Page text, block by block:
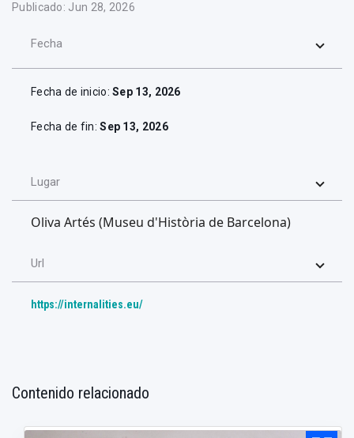
Publicado: Jun 28, 2026
Fecha
Fecha de inicio:Sep 13, 2026
Fecha de fin:Sep 13, 2026
Lugar
Oliva Artés (Museu d'Història de Barcelona)
Url
https://internalities.eu/
Contenido relacionado